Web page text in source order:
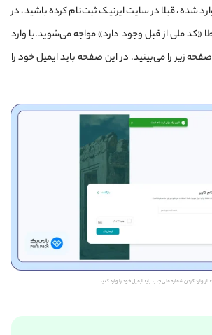
شده، قبلا در سایت ایرنیک ثبت‌نام کرده باشید، در
«کد ملی از قبل وجود دارد» مواجه می‌شوید.با وارد
زیر را می‌بینید. در این صفحه باید ایمیل خود را
از وارد کردن شماره ملی جدید باید ایمیل خود را وارد کنید.